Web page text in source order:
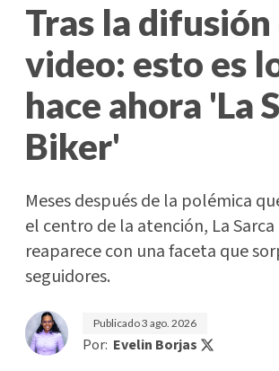
Tras la difusión
video: esto es
hace ahora 'La
Biker'
Meses después de la polémica
el centro de la atención, La
reaparece con una faceta que
seguidores.
Publicado3 ago. 2026
Por: Evelin Borjas